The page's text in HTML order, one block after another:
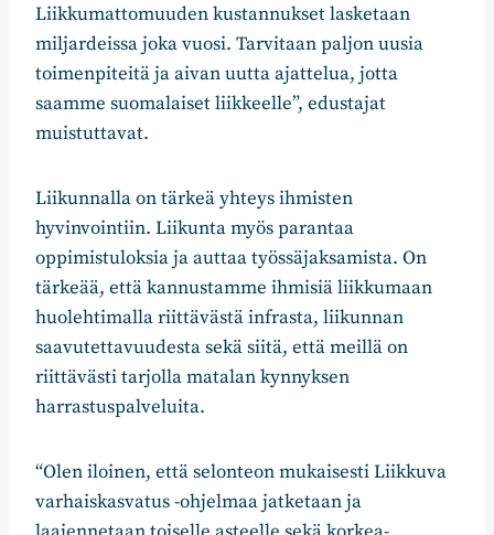
Liikkumattomuuden kustannukset lasketaan
miljardeissa joka vuosi. Tarvitaan paljon uusia
toimenpiteitä ja aivan uutta ajattelua, jotta
saamme suomalaiset liikkeelle”, edustajat
muistuttavat.
Liikunnalla on tärkeä yhteys ihmisten
hyvinvointiin. Liikunta myös parantaa
oppimistuloksia ja auttaa työssäjaksamista. On
tärkeää, että kannustamme ihmisiä liikkumaan
huolehtimalla riittävästä infrasta, liikunnan
saavutettavuudesta sekä siitä, että meillä on
riittävästi tarjolla matalan kynnyksen
harrastuspalveluita.
“Olen iloinen, että selonteon mukaisesti Liikkuva
varhaiskasvatus -ohjelmaa jatketaan ja